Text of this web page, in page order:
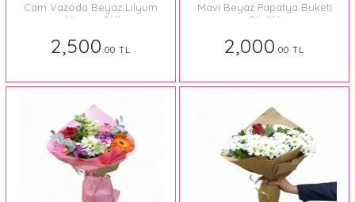
Cam Vazoda Beyaz Lilyum
ve Kırmızı Güller
2,500.00 TL
Mavi Beyaz Papatya Buketi
Şık 016
2,000.00 TL